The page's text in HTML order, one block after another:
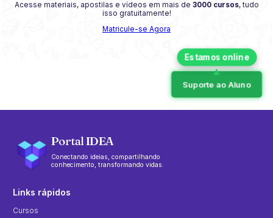
Acesse materiais, apostilas e vídeos em mais de 3000 cursos, tudo
isso gratuitamente!
Matricule-se Agora
Suporte ao Aluno
Portal IDEA
Conectando ideias, compartilhando
conhecimento, transformando vidas.
Links rápidos
Cursos